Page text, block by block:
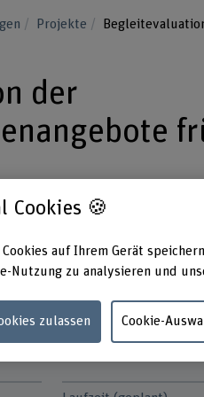
Projekte
der
im Vorschulalter.
zu Angeboten im
in die Gesellschaft?
Cookies 🍪
auf Ihrem Gerät
Nutzung zu analysieren und
zulassen Cookie-